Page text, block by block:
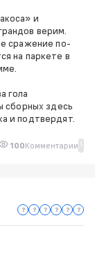
и
верим.
сражение по-
на паркете в
гола
сборных здесь
и подтвердят.
100Комментарии 1